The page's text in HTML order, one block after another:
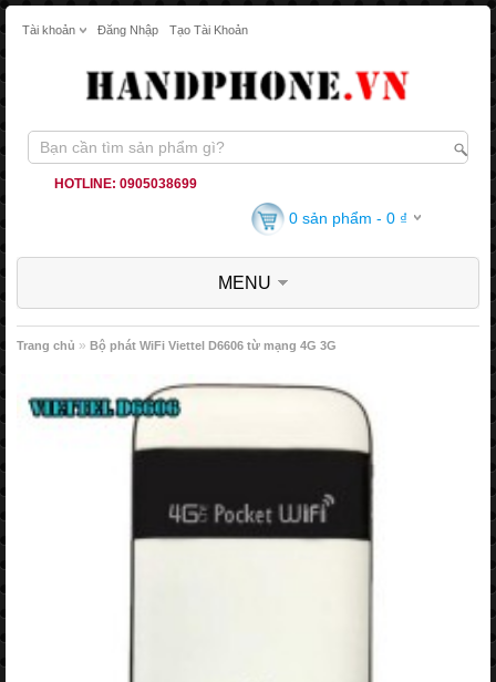
Tài khoản Đăng Nhập Tạo Tài Khoản
HOTLINE: 0905038699
0 sản phẩm - 0 ₫
MENU
Trang chủ » Bộ phát WiFi Viettel D6606 từ mạng 4G 3G